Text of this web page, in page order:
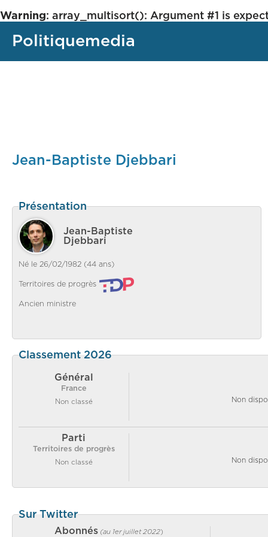
Warning: array_multisort(): Argument #1 is
Politiquemedia
Jean-Baptiste Djebbari
Présentation
Jean-Baptiste
Djebbari
Né le 26/02/1982 (44 ans)
Territoires de progrès
Ancien ministre
Classement 2026
Général
France
Non classé Non
Parti
Territoires de progrès
Non classé Non
Sur Twitter
Abonnés (au 1er juillet 2022)